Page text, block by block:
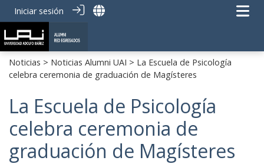
Iniciar sesión
Noticias > Noticias Alumni UAI > La Escuela de Psicología
celebra ceremonia de graduación de Magísteres
La Escuela de Psicología
celebra ceremonia de
graduación de Magísteres